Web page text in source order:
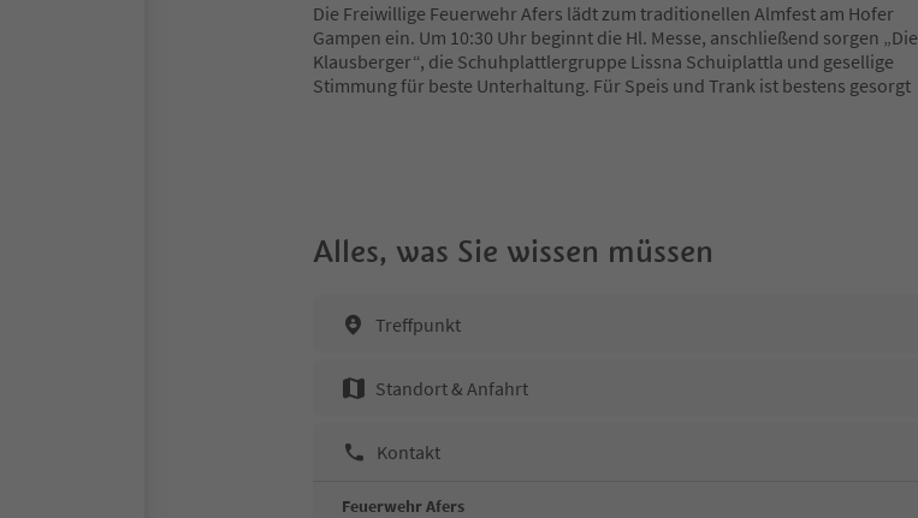
Die Freiwillige Feuerwehr Afers lädt zum traditionellen Almfest am Hofer
Gampen ein. Um 10:30 Uhr beginnt die Hl. Messe, anschließend sorgen „Die
Klausberger“, die Schuhplattlergruppe Lissna Schuiplattla und gesellige
Stimmung für beste Unterhaltung. Für Speis und Trank ist bestens gesorgt
Alles, was Sie wissen müssen
Treffpunkt
Standort & Anfahrt
Kontakt
Feuerwehr Afers